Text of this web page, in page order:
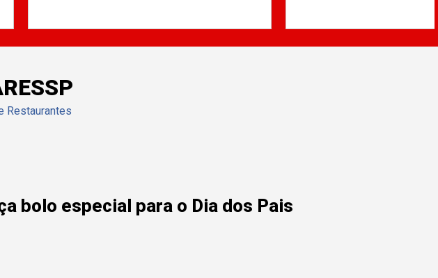
Restaurantes
bolo especial para o Dia dos Pais